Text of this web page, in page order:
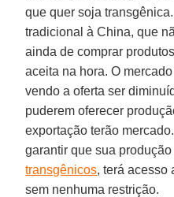
que quer soja
tradicional à China, que
ainda de comprar
aceita na hora. O
vendo a oferta ser
puderem oferecer
exportação terão
garantir que sua
transgênicos, terá acesso
sem nenhuma restrição.